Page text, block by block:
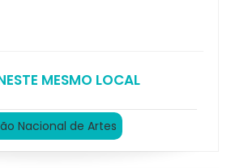
MESMO LOCAL
Nacional de Artes